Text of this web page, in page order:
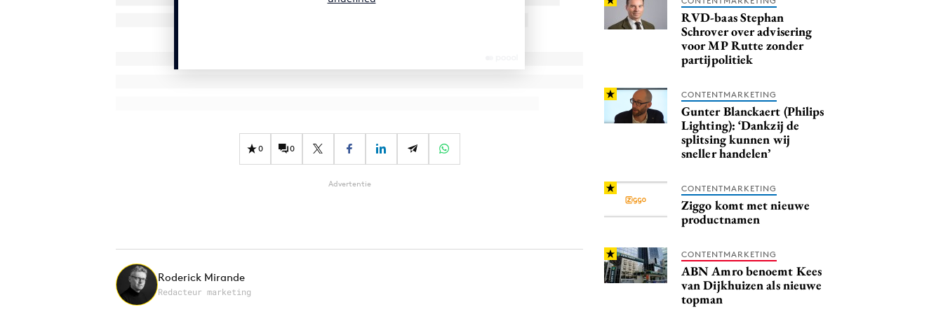
0 0
Advertentie
Roderick Mirande
Redacteur marketing
RVD-baas Stephan
Schrover over advisering
voor MP Rutte zonder
partijpolitiek
CONTENTMARKETING
Gunter Blanckaert (Philips
Lighting): ‘Dankzij de
splitsing kunnen wij
sneller handelen’
CONTENTMARKETING
Ziggo komt met nieuwe
productnamen
CONTENTMARKETING
ABN Amro benoemt Kees
van Dijkhuizen als nieuwe
topman